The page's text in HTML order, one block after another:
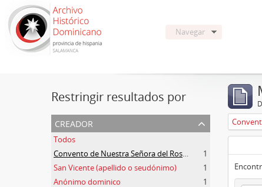
Navegar
Restringir resultados por
creador
Todos
Convento de Nuestra Señora del Rosario de Oviedo
1
San Vicente (apellido o seudónimo)
1
Anónimo dominico
1